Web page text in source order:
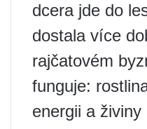
dcera jde do
dostala více
rajčatovém
funguje:
energii a